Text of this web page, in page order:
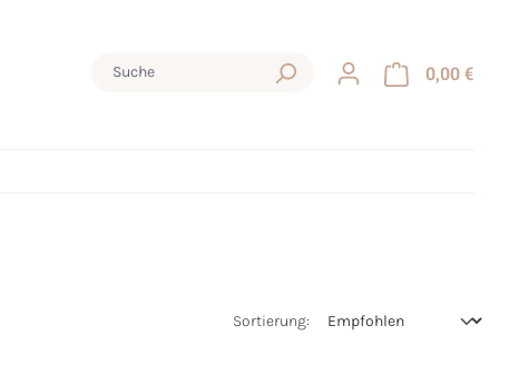
0,00 €